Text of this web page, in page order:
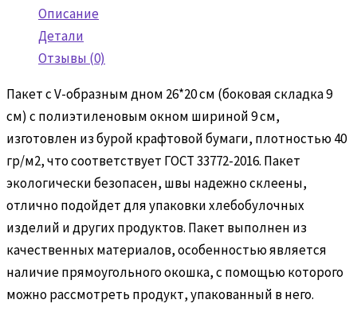
26х20(9)х9
крафт
Описание
Детали
Отзывы (0)
Пакет с V-образным дном 26*20 см (боковая складка 9
см) с полиэтиленовым окном шириной 9 см,
изготовлен из бурой крафтовой бумаги, плотностью 40
гр/м2, что соответствует ГОСТ 33772-2016. Пакет
экологически безопасен, швы надежно склеены,
отлично подойдет для упаковки хлебобулочных
изделий и других продуктов. Пакет выполнен из
качественных материалов, особенностью является
наличие прямоугольного окошка, с помощью которого
можно рассмотреть продукт, упакованный в него.